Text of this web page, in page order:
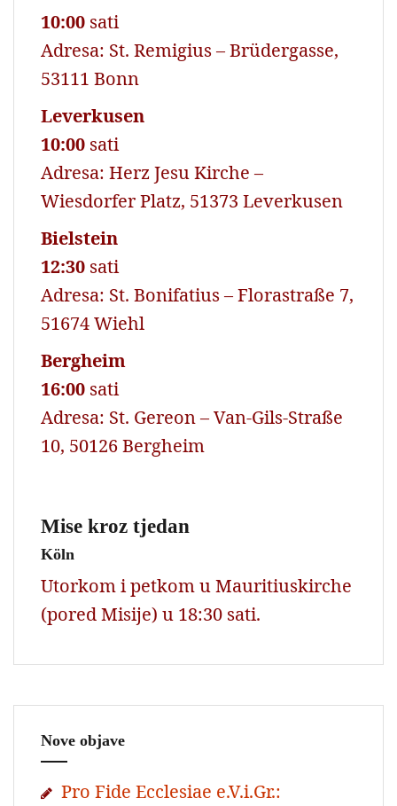
10:00 sati
Adresa: St. Remigius – Brüdergasse,
53111 Bonn
Leverkusen
10:00 sati
Adresa: Herz Jesu Kirche –
Wiesdorfer Platz, 51373 Leverkusen
Bielstein
12:30 sati
Adresa: St. Bonifatius – Florastraße 7,
51674 Wiehl
Bergheim
16:00 sati
Adresa: St. Gereon – Van-Gils-Straße
10, 50126 Bergheim
Mise kroz tjedan
Köln
Utorkom i petkom u Mauritiuskirche
(pored Misije) u 18:30 sati.
Nove objave
Pro Fide Ecclesiae e.V.i.Gr.: